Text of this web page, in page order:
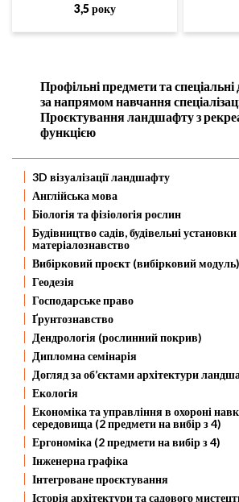
3,5 року
Профільні предмети та
за напрямом навчання
Проєктування ландшафту з
функцією
3D візуалізації ландшафту
Англійська мова
Біологія та фізіологія рослин
Будівництво садів, будівельні установки
матеріалознавство
Вибірковий проєкт (вибірковий модуль)
Геодезія
Господарське право
Ґрунтознавство
Дендрологія (рослинний покрив)
Дипломна семінарія
Догляд за об’єктами архітектури
Екологія
Економіка та управління в охороні
середовища (2 предмети на вибір з 4)
Ергономіка (2 предмети на вибір з 4)
Інженерна графіка
Інтегроване проєктування
Історія архітектури та садового